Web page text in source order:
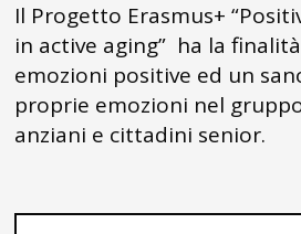
Il Progetto Erasmus+
in active aging” ha la
emozioni positive ed un
proprie emozioni nel
anziani e cittadini senior.